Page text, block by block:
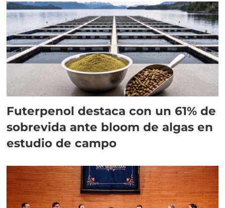
Futerpenol destaca con un 61% de
sobrevida ante bloom de algas en
estudio de campo